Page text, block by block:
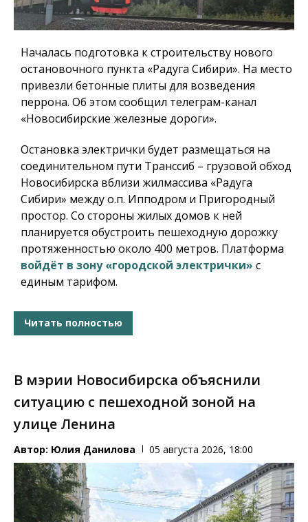
Началась подготовка к строительству нового
остановочного пункта «Радуга Сибири». На место
привезли бетонные плиты для возведения
перрона. Об этом сообщил телеграм-канал
«Новосибирские железные дороги».
Остановка электрички будет размещаться на
соединительном пути Транссиб – грузовой обход
Новосибирска вблизи жилмассива «Радуга
Сибири» между о.п. Ипподром и Пригородный
простор. Со стороны жилых домов к ней
планируется обустроить пешеходную дорожку
протяженностью около 400 метров. Платформа
войдёт в зону «городской электрички» с
единым тарифом.
Читать полностью
В мэрии Новосибирска объяснили
ситуацию с пешеходной зоной на
улице Ленина
Автор: Юлия Данилова 05 августа 2026, 18:00